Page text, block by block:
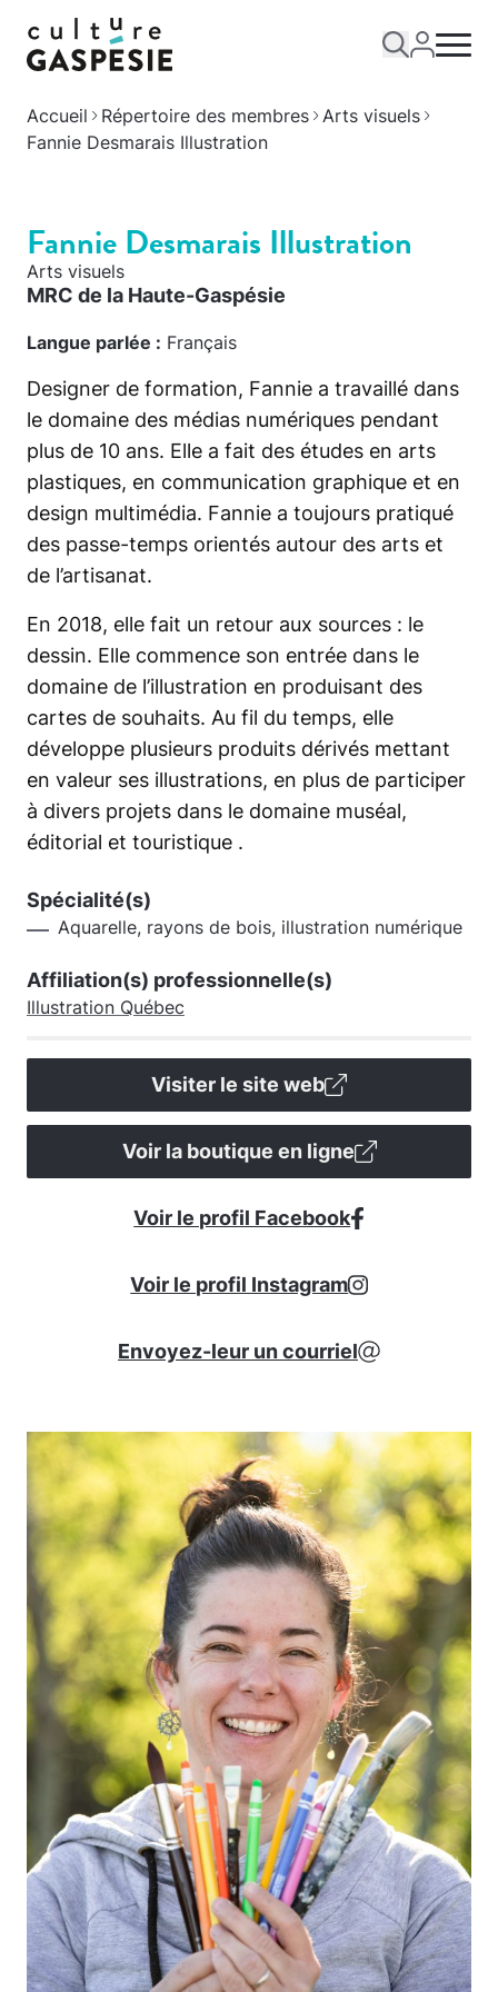
Accueil Répertoire des membres Arts visuels
Fannie Desmarais Illustration
Fannie Desmarais Illustration
Arts visuels
MRC de la Haute-Gaspésie
Langue parlée : Français
Designer de formation, Fannie a travaillé dans
le domaine des médias numériques pendant
plus de 10 ans. Elle a fait des études en arts
plastiques, en communication graphique et en
design multimédia. Fannie a toujours pratiqué
des passe-temps orientés autour des arts et
de l’artisanat.
En 2018, elle fait un retour aux sources : le
dessin. Elle commence son entrée dans le
domaine de l’illustration en produisant des
cartes de souhaits. Au fil du temps, elle
développe plusieurs produits dérivés mettant
en valeur ses illustrations, en plus de participer
à divers projets dans le domaine muséal,
éditorial et touristique .
Spécialité(s)
Aquarelle, rayons de bois, illustration numérique
Affiliation(s) professionnelle(s)
Illustration Québec
Visiter le site web
Voir la boutique en ligne
Voir le profil Facebook
Voir le profil Instagram
Envoyez-leur un courriel